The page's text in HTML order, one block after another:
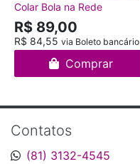
Colar Bola na Rede
R$ 89,00
R$ 84,55 via Boleto bancário
Comprar
Contatos
(81) 3132-4545